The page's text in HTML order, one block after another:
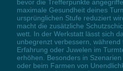
bevor die Trefferpunkte
maximale Gesundheit deines
ursprünglichen Stufe reduziert
macht die zusätzliche
wett. In der Werkstatt lässt sich
unbegrenzt verbessern,
Erfahrung oder Juwelen im
erhöhen. Besonders in
oder beim Farmen von